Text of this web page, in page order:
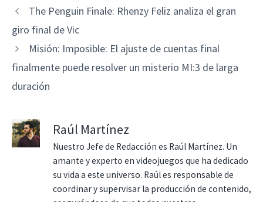
The Penguin Finale: Rhenzy Feliz analiza el gran
giro final de Vic
Misión: Imposible: El ajuste de cuentas final
finalmente puede resolver un misterio MI:3 de larga
duración
Raúl Martínez
Nuestro Jefe de Redacción es Raúl Martínez. Un
amante y experto en videojuegos que ha dedicado
su vida a este universo. Raúl es responsable de
coordinar y supervisar la producción de contenido,